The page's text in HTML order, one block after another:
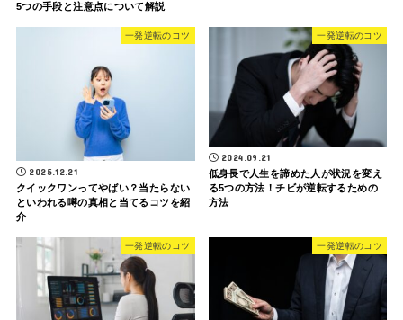
5つの手段と注意点について解説
一発逆転のコツ
2025.12.21
クイックワンってやばい？当たらない
といわれる噂の真相と当てるコツを紹
介
一発逆転のコツ
2024.09.21
低身長で人生を諦めた人が状況を変え
る5つの方法！チビが逆転するための
方法
一発逆転のコツ 一発逆転のコツ